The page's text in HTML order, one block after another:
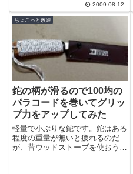
ていたのでこれでテストこれまた
使い終わっ...
2009.08.12
ちょこっと改造
鉈の柄が滑るので100均の
パラコードを巻いてグリッ
プ力をアップしてみた
軽量で小ぶりな鉈です。鉈はある
程度の重量が無いと疲れるのだ
が、昔ウッドストーブを使おうと